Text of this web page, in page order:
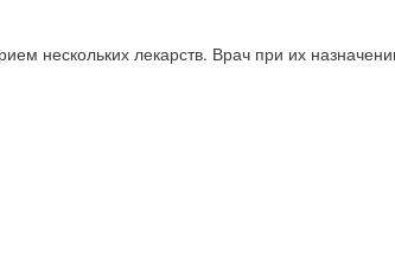
нескольких лекарств. Врач при их